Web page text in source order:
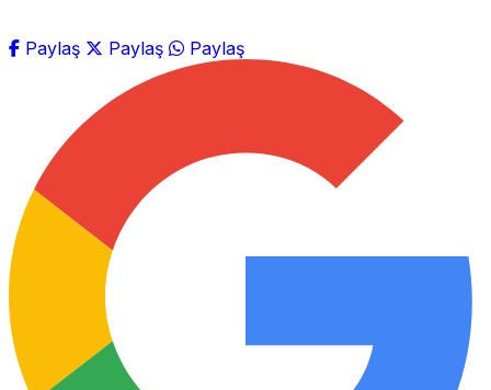
Paylaş Paylaş Paylaş